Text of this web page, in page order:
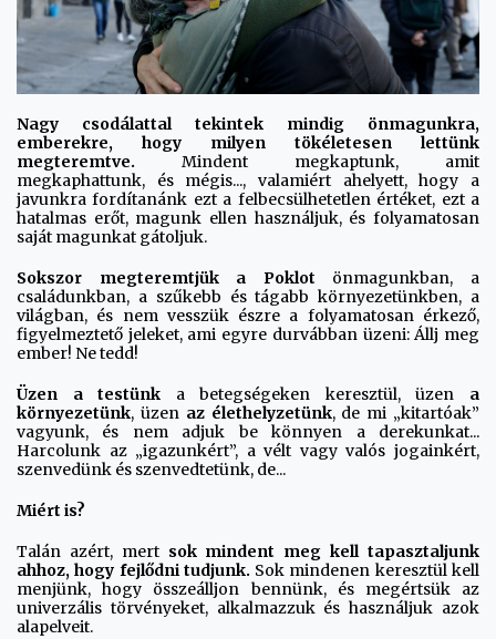
Nagy csodálattal tekintek mindig önmagunkra,
emberekre, hogy milyen tökéletesen lettünk
megteremtve. Mindent megkaptunk, amit
megkaphattunk, és mégis..., valamiért ahelyett, hogy a
javunkra fordítanánk ezt a felbecsülhetetlen értéket, ezt a
hatalmas erőt, magunk ellen használjuk, és folyamatosan
saját magunkat gátoljuk.
Sokszor megteremtjük a Poklot önmagunkban, a
családunkban, a szűkebb és tágabb környezetünkben, a
világban, és nem vesszük észre a folyamatosan érkező,
figyelmeztető jeleket, ami egyre durvábban üzeni: Állj meg
ember! Ne tedd!
Üzen a testünk a betegségeken keresztül, üzen a
környezetünk, üzen az élethelyzetünk, de mi „kitartóak”
vagyunk, és nem adjuk be könnyen a derekunkat...
Harcolunk az „igazunkért”, a vélt vagy valós jogainkért,
szenvedünk és szenvedtetünk, de...
Miért is?
Talán azért, mert sok mindent meg kell tapasztaljunk
ahhoz, hogy fejlődni tudjunk. Sok mindenen keresztül kell
menjünk, hogy összeálljon bennünk, és megértsük az
univerzális törvényeket, alkalmazzuk és használjuk azok
alapelveit.